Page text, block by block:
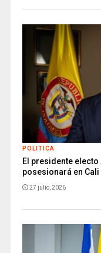
POLITICA
El presidente
posesionará en Cali
27 julio, 2026